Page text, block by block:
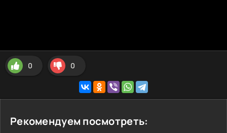
0 0
Рекомендуем посмотреть: